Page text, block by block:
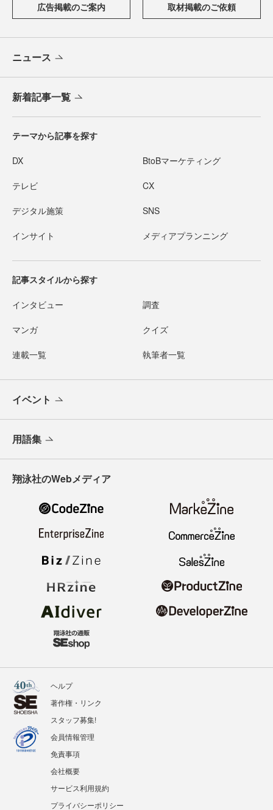
広告掲載のご案内 取材掲載のご依頼
ニュース
新着記事一覧
テーマから記事を探す
DX BtoBマーケティング
テレビ CX
デジタル施策 SNS
インサイト メディアプランニング
記事スタイルから探す
インタビュー 調査
マンガ クイズ
連載一覧 執筆者一覧
イベント
用語集
翔泳社のWebメディア
ヘルプ
著作権・リンク
スタッフ募集!
会員情報管理
免責事項
会社概要
サービス利用規約
プライバシーポリシー